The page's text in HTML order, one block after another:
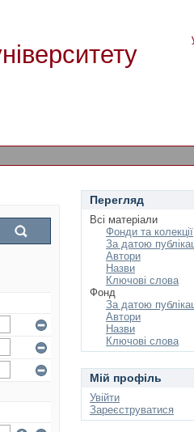
Перегляд
Всі матеріали
Фонди та колекції
За датою
Автори
Назви
Ключові слова
Фонд
За датою
Автори
Назви
Ключові слова
Мій профіль
Увійти
Зареєструватися